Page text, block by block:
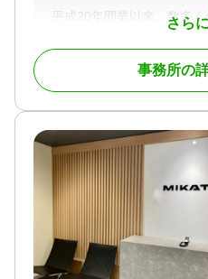
さら
平成20年開業以来、数多く
続きをサポートしています
複雑になりがちな国際相
添いながら一つ一つ解決に
す。
査、遺言書作成、相続放棄
ンの相続手続きをワンス
致します。
自力では解決がむずかしい
になります。
対応地域
全国対応
事務所の